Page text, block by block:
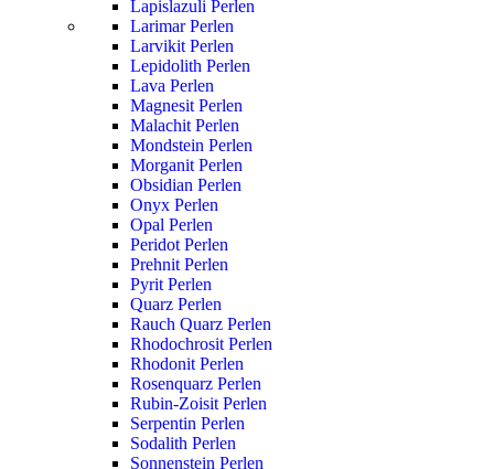
Lapislazuli Perlen
Larimar Perlen
Larvikit Perlen
Lepidolith Perlen
Lava Perlen
Magnesit Perlen
Malachit Perlen
Mondstein Perlen
Morganit Perlen
Obsidian Perlen
Onyx Perlen
Opal Perlen
Peridot Perlen
Prehnit Perlen
Pyrit Perlen
Quarz Perlen
Rauch Quarz Perlen
Rhodochrosit Perlen
Rhodonit Perlen
Rosenquarz Perlen
Rubin-Zoisit Perlen
Serpentin Perlen
Sodalith Perlen
Sonnenstein Perlen